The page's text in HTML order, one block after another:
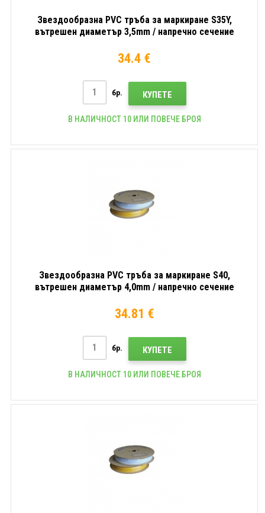
Звездообразна PVC тръба за маркиране S35Y,
вътрешен диаметър 3,5mm / напречно сечение
34.4 €
бр. КУПЕТЕ
В НАЛИЧНОСТ 10 ИЛИ ПОВЕЧЕ БРОЯ
Звездообразна PVC тръба за маркиране S40,
вътрешен диаметър 4,0mm / напречно сечение
34.81 €
бр. КУПЕТЕ
В НАЛИЧНОСТ 10 ИЛИ ПОВЕЧЕ БРОЯ